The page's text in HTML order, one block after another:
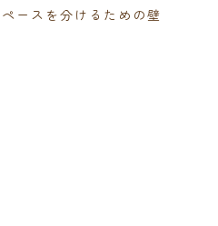
ースを分けるための壁